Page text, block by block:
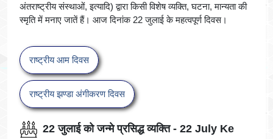
अंतराष्ट्रीय संस्थाओं, इत्यादि) द्वारा किसी विशेष व्यक्ति, घटना, मान्यता की
स्मृति में मनाए जातें हैं। आज दिनांक 22 जुलाई के महत्वपूर्ण दिवस।
राष्ट्रीय आम दिवस
राष्ट्रीय झण्डा अंगीकरण दिवस
22 जुलाई को जन्मे प्रसिद्ध व्यक्ति - 22 July Ke